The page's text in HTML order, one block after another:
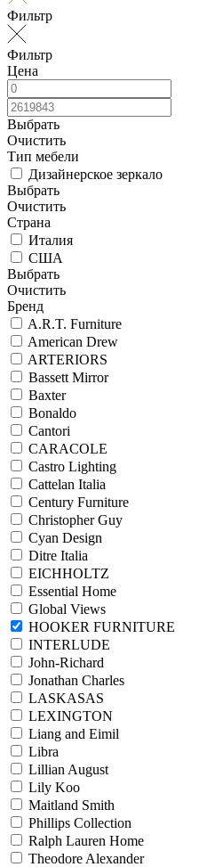
Фильтр
Фильтр
Цена
Выбрать
Очистить
Тип мебели
Дизайнерское зеркало
Выбрать
Очистить
Страна
Италия
США
Выбрать
Очистить
Бренд
A.R.T. Furniture
American Drew
ARTERIORS
Bassett Mirror
Baxter
Bonaldo
Cantori
CARACOLE
Castro Lighting
Cattelan Italia
Century Furniture
Christopher Guy
Cyan Design
Ditre Italia
EICHHOLTZ
Essential Home
Global Views
HOOKER FURNITURE
INTERLUDE
John-Richard
Jonathan Charles
LASKASAS
LEXINGTON
Liang and Eimil
Libra
Lillian August
Lily Koo
Maitland Smith
Phillips Collection
Ralph Lauren Home
Theodore Alexander